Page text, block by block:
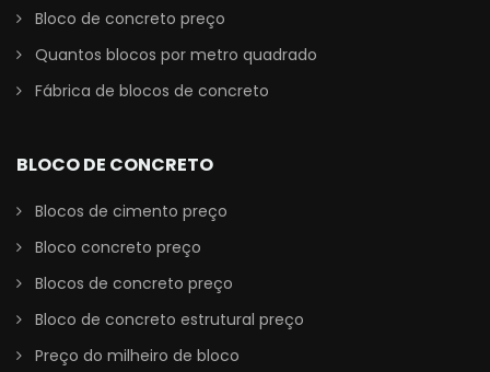
Bloco de concreto preço
Quantos blocos por metro quadrado
Fábrica de blocos de concreto
BLOCO DE CONCRETO
Blocos de cimento preço
Bloco concreto preço
Blocos de concreto preço
Bloco de concreto estrutural preço
Preço do milheiro de bloco